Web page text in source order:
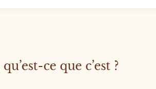
ce que c’est ?